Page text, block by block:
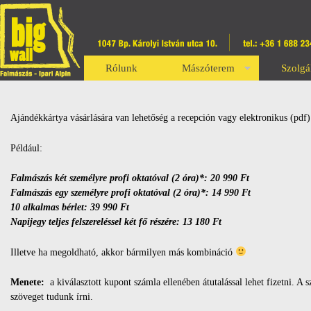
Rólunk Mászóterem
Ajándékkártya vásárlására van lehetőség a recepción vagy elektronikus
Például:
Falmászás két személyre profi oktatóval (2 óra)*: 20 990 Ft
Falmászás egy személyre profi oktatóval (2 óra)*: 14 990 Ft
10 alkalmas bérlet: 39 990 Ft
Napijegy teljes felszereléssel két fő részére: 13 180 Ft
Illetve ha megoldható, akkor bármilyen más kombináció
Menete: a kiválasztott kupont számla ellenében átutalással lehet fizetni. A
szöveget tudunk írni.